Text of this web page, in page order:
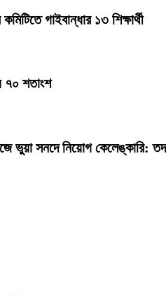
গাইবান্ধার ১৩ শিক্ষার্থী
৭০ শতাংশ
ভুয়া সনদে নিয়োগ কেলেঙ্কারি: